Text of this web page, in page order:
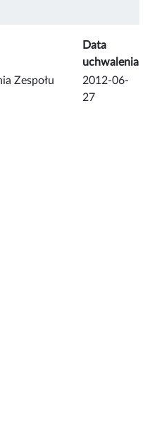
Data
uchwalenia
Zespołu
2012-06-
27